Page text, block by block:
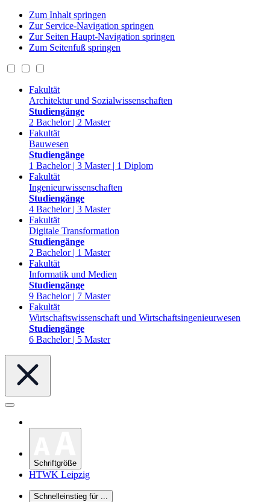
Zum Inhalt springen
Zur Service-Navigation springen
Zur Seiten Haupt-Navigation springen
Zum Seitenfuß springen
Fakultät
Architektur und Sozialwissenschaften
Studiengänge
2 Bachelor | 2 Master
Fakultät
Bauwesen
Studiengänge
1 Bachelor | 3 Master | 1 Diplom
Fakultät
Ingenieurwissenschaften
Studiengänge
4 Bachelor | 3 Master
Fakultät
Digitale Transformation
Studiengänge
2 Bachelor | 1 Master
Fakultät
Informatik und Medien
Studiengänge
9 Bachelor | 7 Master
Fakultät
Wirtschaftswissenschaft und Wirtschaftsingenieurwesen
Studiengänge
6 Bachelor | 5 Master
Schriftgröße
HTWK Leipzig
Schnelleinstieg für ...